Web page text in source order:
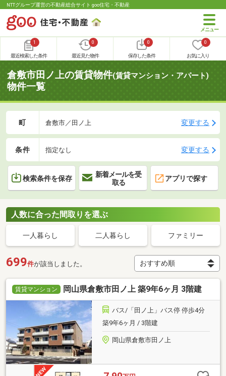
NTTグループ運営の不動産総合サイト goo住宅・不動産
1
最近検索した条件
0
最近見た物件
0
保存した条件
0
お気に入り
倉敷市田ノ上の賃貸物件(賃貸マンション・アパート)
物件一覧
町 倉敷市／田ノ上 変更する
条件 指定なし 変更する
検索条件を保存
新着メールを受
取る
アプリで探す
人数に合った間取りを選ぶ
一人暮らし 二人暮らし ファミリー
699件が該当しました。
賃貸マンション 岡山県倉敷市田ノ上 築9年6ヶ月 3階建
バス/「田ノ上」バス停 停歩4分
築9年6ヶ月 / 3階建
岡山県倉敷市田ノ上